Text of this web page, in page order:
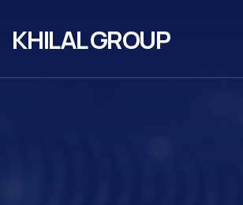
KHILAL GROUP